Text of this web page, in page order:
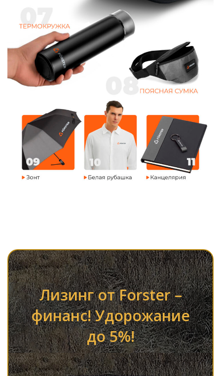
Лизинг от Forster –
финанс! Удорожание
до 5%!